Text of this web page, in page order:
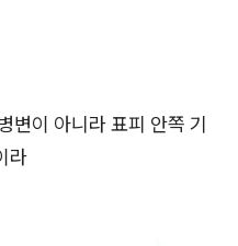
변이 아니라표피 안쪽 기
라